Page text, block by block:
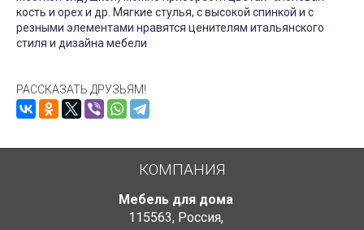
кость и орех и др. Мягкие стулья, с высокой спинкой и с
резными элементами нравятся ценителям итальянского
стиля и дизайна мебели
РАССКАЗАТЬ ДРУЗЬЯМ!
КОМПАНИЯ
Мебель для дома
115563, Россия,